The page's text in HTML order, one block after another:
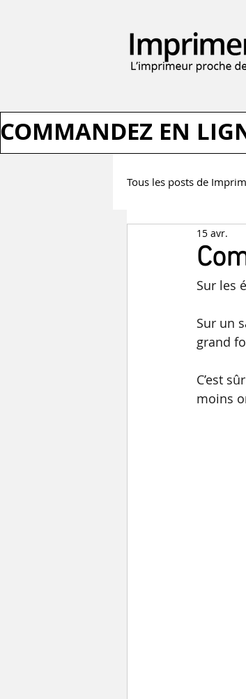
COMMANDEZ EN
Tous les posts de
Les idées et avis
15 avr.
Sur les
Sur un
grand
C’est
moins